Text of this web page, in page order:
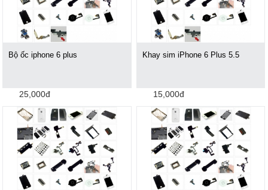
Bộ ốc iphone 6 plus
25,000đ
Khay sim iPhone 6 Plus 5.5
15,000đ